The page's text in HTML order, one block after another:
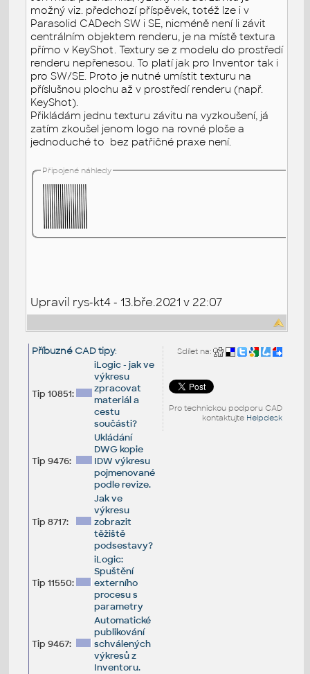
možný viz. předchozí příspěvek, totéž lze i v
Parasolid CADech SW i SE, nicméně není li závit
centrálním objektem renderu, je na místě textura
přímo v KeyShot. Textury se z modelu do prostředí
renderu nepřenesou. To platí jak pro Inventor tak i
pro SW/SE. Proto je nutné umístit texturu na
příslušnou plochu až v prostředí renderu (např.
KeyShot).
Přikládám jednu texturu závitu na vyzkoušení, já
zatím zkoušel jenom logo na rovné ploše a
jednoduché to bez patřičné praxe není.
Připojené náhledy
Upravil rys-kt4 - 13.bře.2021 v 22:07
Sdílet na:
Pro technickou podporu CAD
kontaktujte Helpdesk
Příbuzné CAD tipy:
Tip 10851:
iLogic - jak ve
výkresu
zpracovat
materiál a
cestu
součásti?
Tip 9476:
Ukládání
DWG kopie
IDW výkresu
pojmenované
podle revize.
Tip 8717:
Jak ve
výkresu
zobrazit
těžiště
podsestavy?
Tip 11550:
iLogic:
Spuštění
externího
procesu s
parametry
Tip 9467:
Automatické
publikování
schválených
výkresů z
Inventoru.